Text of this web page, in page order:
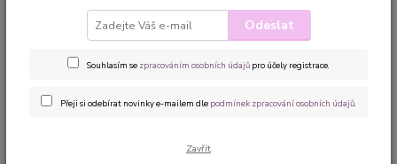
Odeslat
Souhlasím se zpracováním osobních údajů pro účely registrace.
Přeji si odebírat novinky e-mailem dle podmínek zpracování osobních údajů.
Zavřít